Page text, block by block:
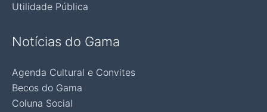
Utilidade Pública
Notícias do Gama
Agenda Cultural e Convites
Becos do Gama
Coluna Social